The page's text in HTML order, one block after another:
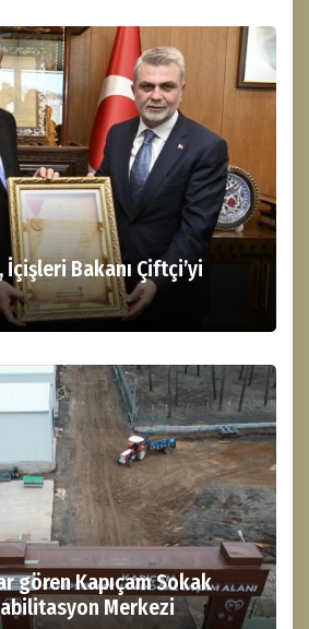
Bakanı Çiftçi’yi
gören Kapıçam Sokak
Merkezi